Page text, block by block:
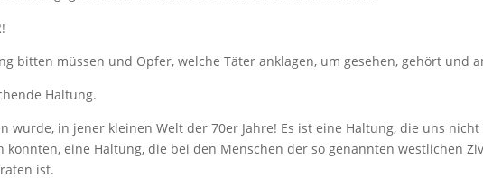
bitten müssen und Opfer, welche Täter anklagen, um gesehen, gehört und
Haltung.
wurde, in jener kleinen Welt der 70er Jahre! Es ist eine Haltung, die uns
eine Haltung, die bei den Menschen der so genannten westlichen
ist.